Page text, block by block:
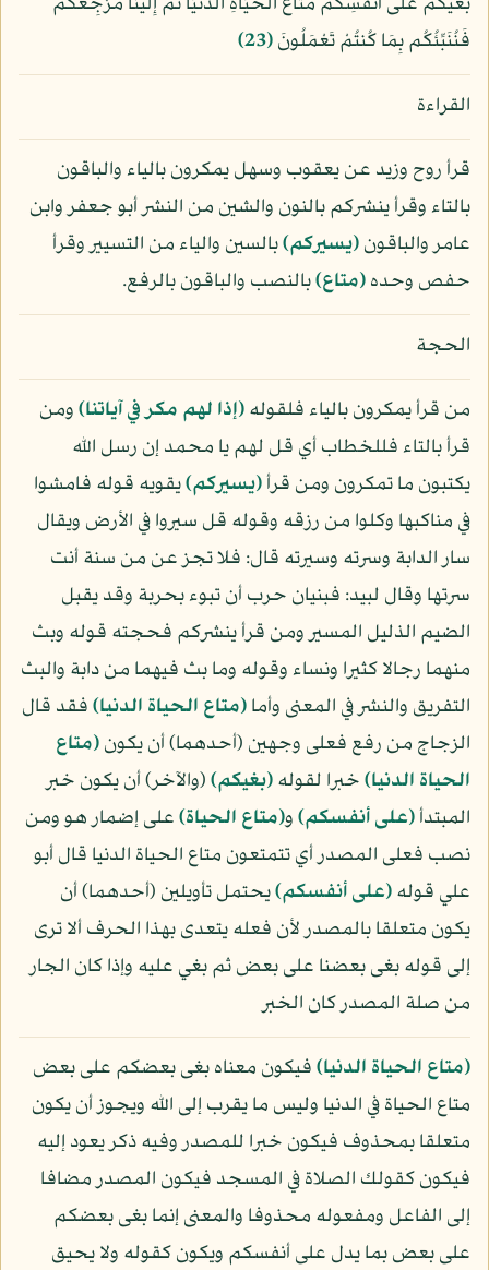
فَنُنَبِّئُكُم بِمَا كُنتُمْ تَعْمَلُونَ﴿23﴾
القراءة
قرأ روح وزيد عن يعقوب وسهل يمكرون بالياء والباقون
بالتاء وقرأ ينشركم بالنون والشين من النشر أبو جعفر وابن
عامر والباقون﴿يسيركم﴾بالسين والياء من التسيير وقرأ
حفص وحده﴿متاع﴾بالنصب والباقون بالرفع.
الحجة
من قرأ يمكرون بالياء فلقوله﴿إذا لهم مكر في آياتنا﴾ومن
قرأ بالتاء فللخطاب أي قل لهم يا محمد إن رسل الله
يكتبون ما تمكرون ومن قرأ﴿يسيركم﴾يقويه قوله فامشوا
في مناكبها وكلوا من رزقه وقوله قل سيروا في الأرض ويقال
سار الدابة وسرته وسيرته قال: فلا تجز عن من سنة أنت
سرتها وقال لبيد: فبنيان حرب أن تبوء بحربة وقد يقبل
الضيم الذليل المسير ومن قرأ ينشركم فحجته قوله وبث
منهما رجالا كثيرا ونساء وقوله وما بث فيهما من دابة والبث
التفريق والنشر في المعنى وأما﴿متاع الحياة الدنيا﴾فقد قال
الزجاج من رفع فعلى وجهين (أحدهما) أن يكون﴿متاع
الحياة الدنيا﴾خبرا لقوله﴿بغيكم﴾(والآخر) أن يكون خبر
المبتدأ﴿على أنفسكم﴾و﴿متاع الحياة﴾على إضمار هو ومن
نصب فعلى المصدر أي تتمتعون متاع الحياة الدنيا قال أبو
علي قوله﴿على أنفسكم﴾يحتمل تأويلين (أحدهما) أن
يكون متعلقا بالمصدر لأن فعله يتعدى بهذا الحرف ألا ترى
إلى قوله بغى بعضنا على بعض ثم بغي عليه وإذا كان الجار
من صلة المصدر كان الخبر
﴿متاع الحياة الدنيا﴾فيكون معناه بغى بعضكم على بعض
متاع الحياة في الدنيا وليس ما يقرب إلى الله ويجوز أن يكون
متعلقا بمحذوف فيكون خبرا للمصدر وفيه ذكر يعود إليه
فيكون كقولك الصلاة في المسجد فيكون المصدر مضافا
إلى الفاعل ومفعوله محذوفا والمعنى إنما بغى بعضكم
على بعض بما يدل على أنفسكم ويكون كقوله ولا يحيق